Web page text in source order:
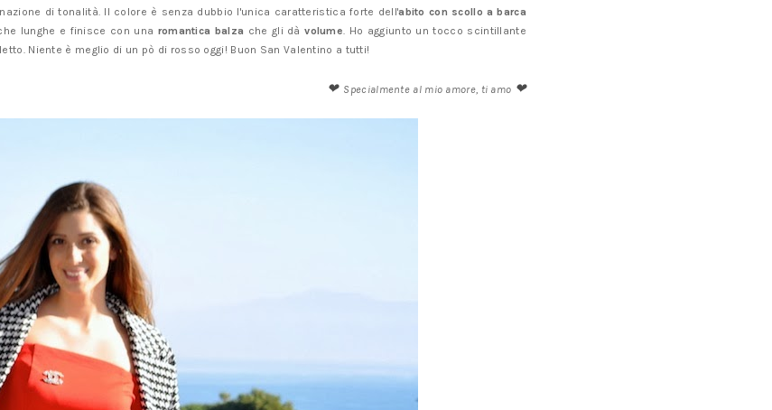
di tonalità. Il colore è senza dubbio l'unica caratteristica forte dell'abito con scollo a barca
lunghe e finisce con una romantica balza che gli dàvolume. Ho aggiunto un tocco scintillante
Niente è meglio di un pò di rosso oggi! Buon San Valentino a tutti!
❤ Specialmente al mio amore, ti amo ❤